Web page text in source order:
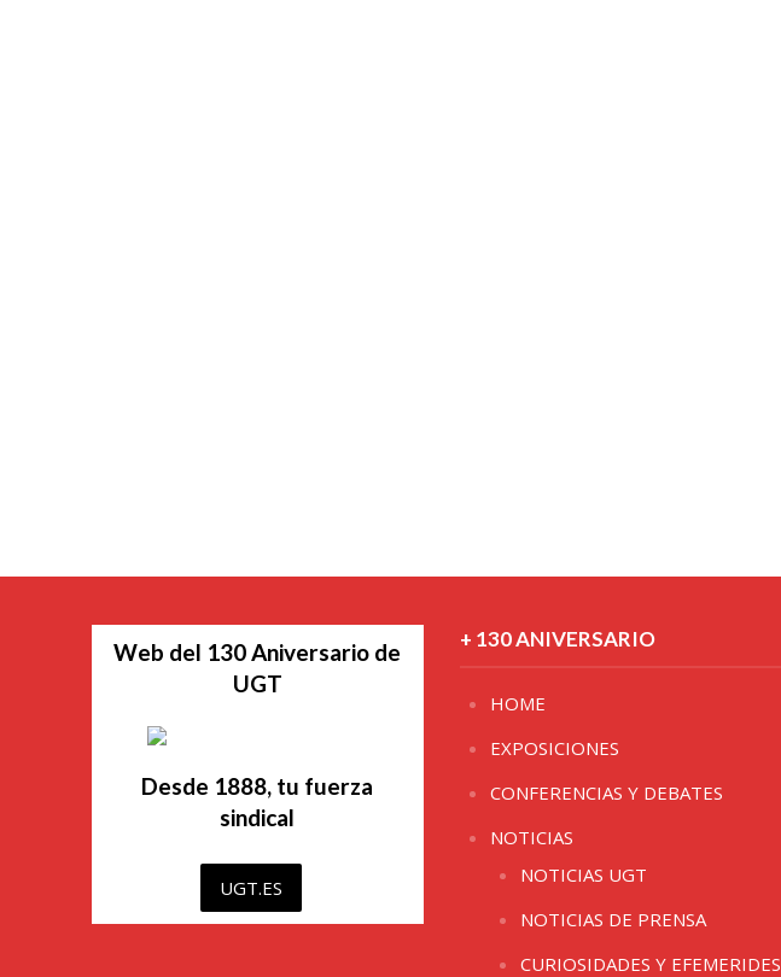
Web del 130 Aniversario de
UGT
Desde 1888, tu fuerza
sindical
UGT.ES
+ 130 ANIVERSARIO
HOME
EXPOSICIONES
CONFERENCIAS Y DEBATES
NOTICIAS
NOTICIAS UGT
NOTICIAS DE PRENSA
CURIOSIDADES Y EFEMERIDES